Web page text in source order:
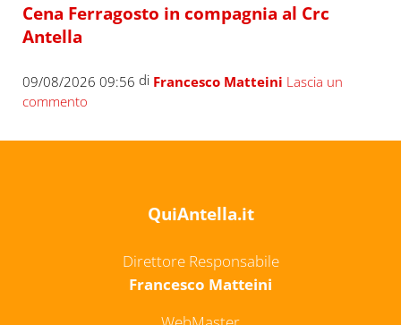
Cena Ferragosto in compagnia al Crc
Antella
09/08/2026 09:56 di Francesco Matteini Lascia un
commento
QuiAntella.it
Direttore Responsabile
Francesco Matteini